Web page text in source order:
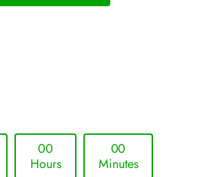
00
Hours
00
Minutes